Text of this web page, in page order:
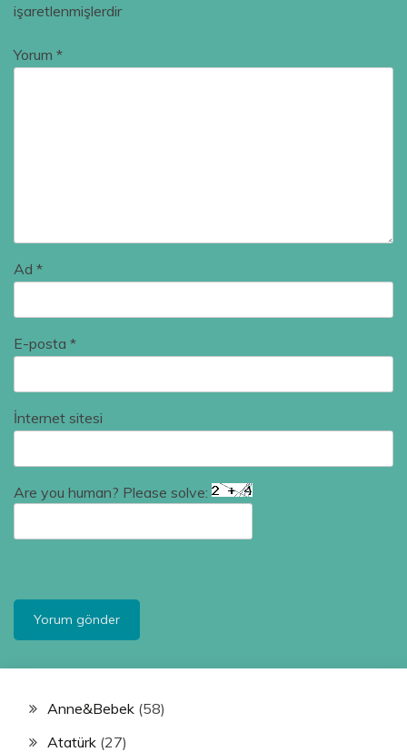
işaretlenmişlerdir
Yorum *
Ad *
E-posta *
İnternet sitesi
Are you human? Please solve:
Anne&Bebek (58)
Atatürk (27)